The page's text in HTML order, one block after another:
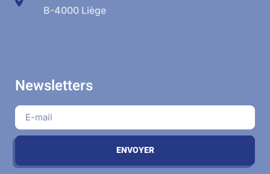
B-4000 Liège
Newsletters
ENVOYER